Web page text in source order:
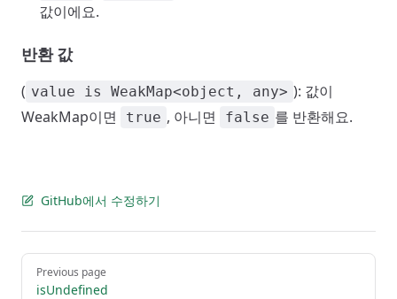
값이에요.
반환 값
( value is WeakMap<object, any> ): 값이
WeakMap이면
true , 아니면 false 를 반환해요.
GitHub에서 수정하기
Pager
Previous page
isUndefined